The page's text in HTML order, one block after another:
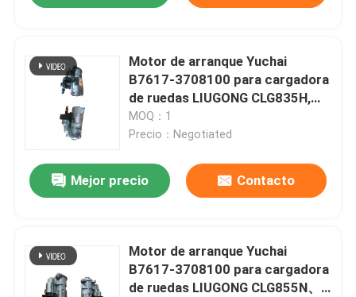
Motor de arranque Yuchai
B7617-3708100 para cargadora
de ruedas LIUGONG CLG835H,
CLG836, CLG30E, CLG833 con
motor diésel Yuchai C6J125Z-
YC4D80
MOQ：1
Precio：Negotiated
Mejor precio Contacto
Motor de arranque Yuchai
B7617-3708100 para cargadora
de ruedas LIUGONG CLG855N、